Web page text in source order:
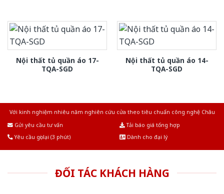
Nội thất tủ quần áo 17-
TQA-SGD
Nội thất tủ quần áo 14-
TQA-SGD
Với kinh nghiệm nhiêu năm nghiên cứu cửa theo tiêu chuẩn công nghệ Châu
Gửi yêu cầu tư vấn
Tải báo giá tổng hợp
Yêu cầu gọi lại (3 phút)
Dành cho đại lý
ĐỐI TÁC KHÁCH HÀNG